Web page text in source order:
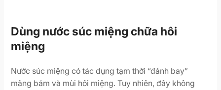
Dùng nước súc miệng chữa hôi
miệng
Nước súc miệng có tác dụng tạm thời “đánh bay”
mảng bám và mùi hôi miệng. Tuy nhiên, đây không